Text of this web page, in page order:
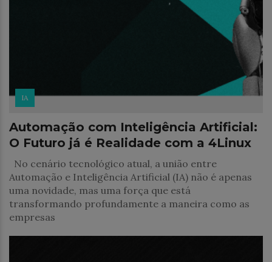
IA
Automação com Inteligência Artificial:
O Futuro já é Realidade com a 4Linux
No cenário tecnológico atual, a união entre
Automação e Inteligência Artificial (IA) não é apenas
uma novidade, mas uma força que está
transformando profundamente a maneira como as
empresas